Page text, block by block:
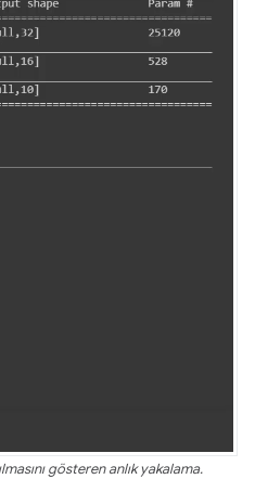
gösteren anlık yakalama.